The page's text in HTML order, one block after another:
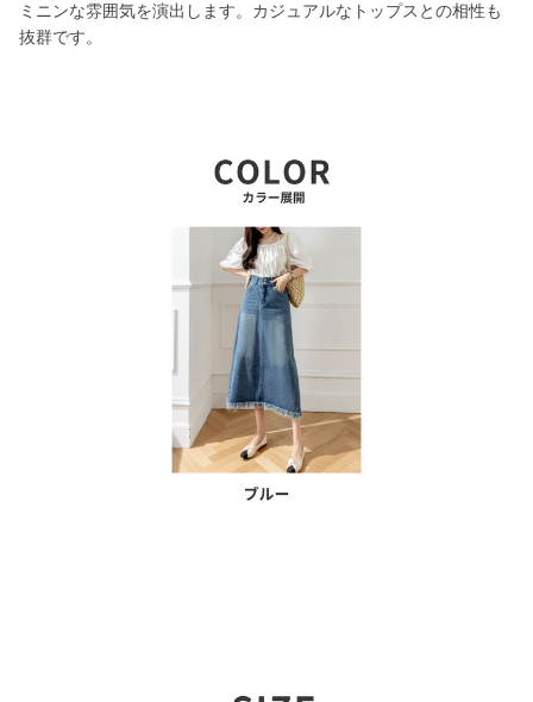
ミニンな雰囲気を演出します。カジュアルなトップスとの相性も
抜群です。